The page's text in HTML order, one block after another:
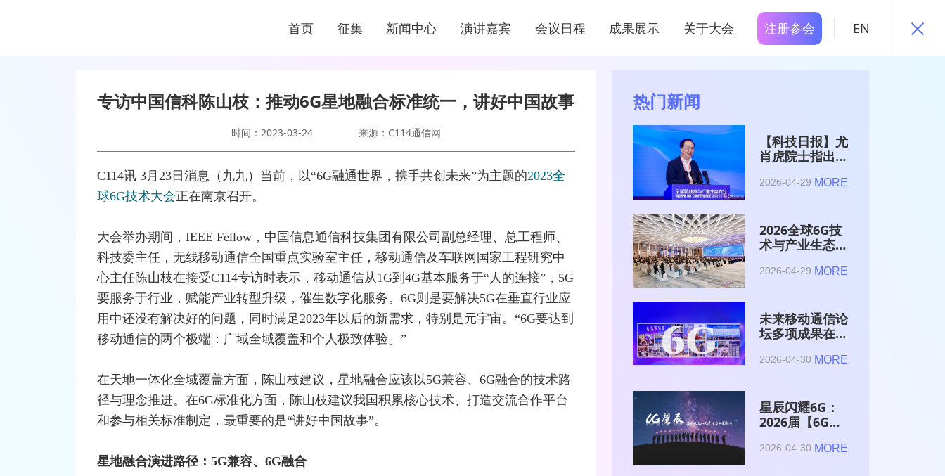
首页 征集 新闻中心 演讲嘉宾 会议日程 成果展示 关于大会 注册参会 EN
NEWS CENTER
专访中国信科陈山枝：推动6G星地融合标准统一，讲好中国故事
时间：2023-03-24 来源：C114通信网
C114讯 3月23日消息（九九）当前，以“6G融通世界，携手共创未来”为主题的2023全
球6G技术大会正在南京召开。
大会举办期间， IEEE Fellow，中国信息通信科技集团有限公司副总经理、总工程师、
科技委主任，无线移动通信全国重点实验室主任，移动通信及车联网 国家工程研究中
心主任陈山枝在接受C114专访时表示，移动通信从1G到 4G基本服务于“人的连接”， 5G
要服务于行业，赋能产业转型升级，催生数字化服务。6G则是要解决5G在垂直行业应
用中还没有解决好的问题，同时满足2023年以后的新需求，特别是元宇宙。“6G要达到
移动通信的两个极端：广域全域覆盖和个人极致体验。”
在天地一体化全域覆盖方面，陈山枝建议，星地融合应该以5G兼容、6G融合的技术路
径与理念推进。在6G标准化方面，陈山枝建议我国积累核心技术、打造交流合作平台
和参与相关标准制定，最重要的是“讲好中国故事”。
星地融合演进路径：5G兼容、6G融合
热门新闻
【科技日报】尤
肖虎院士指出
是赋能AI的发
2026-04-29 MORE
2026全球6G技
术与产业生态大
2026-04-29 MORE
未来移动通信论
坛多项成果在
术与产业生态大
2026-04-30 MORE
星辰闪耀6G：
2026届【6G星
与博士获颁证书
2026-04-30 MORE